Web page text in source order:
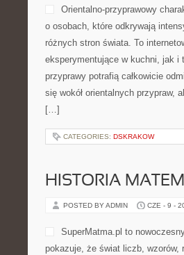
Orientalno-przyprawowy
o osobach, które odkrywają
różnych stron świata. To
eksperymentujące w kuchni, jak i
przyprawy potrafią całkowicie
się wokół orientalnych przypraw,
[…]
CATEGORIES: DSKRAKOW
HISTORIA
POSTED BY ADMIN CZE - 9 -
SuperMatma.pl to
pokazuje, że świat liczb,